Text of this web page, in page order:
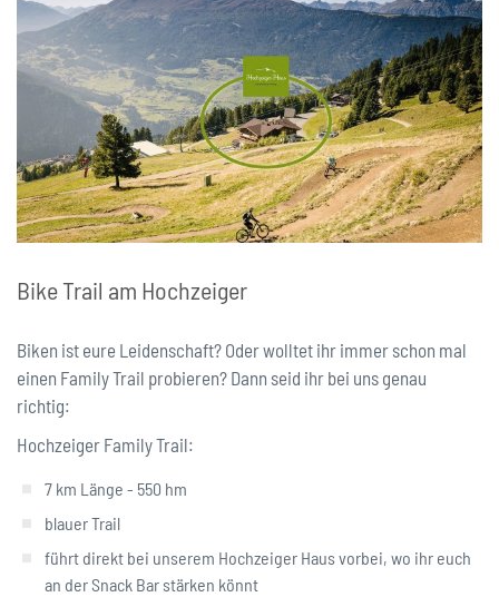
Bike Trail am Hochzeiger
Biken ist eure Leidenschaft? Oder wolltet ihr immer schon mal
einen Family Trail probieren? Dann seid ihr bei uns genau
richtig:
Hochzeiger Family Trail:
7 km Länge - 550 hm
blauer Trail
führt direkt bei unserem Hochzeiger Haus vorbei, wo ihr euch
an der Snack Bar stärken könnt